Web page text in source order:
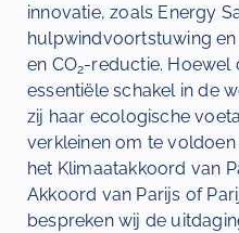
innovatie, zoals Energy
hulpwindvoortstuwing
en CO2-reductie. Hoewel
essentiële schakel in de
zij haar ecologische
verkleinen om te
het Klimaatakkoord van
Akkoord van Parijs of
bespreken wij de